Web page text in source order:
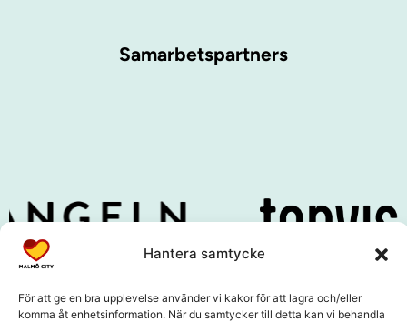
Hantera samtycke
För att ge en bra upplevelse använder vi kakor för att lagra och/eller
komma åt enhetsinformation. När du samtycker till detta kan vi behandla
Samarbetspartners